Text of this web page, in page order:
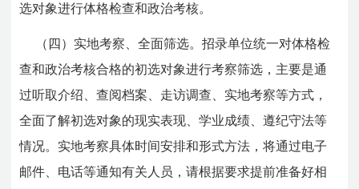
选对象进行体格检查和政治考核。
（四）实地考察、全面筛选。招录单位统一对体格检
查和政治考核合格的初选对象进行考察筛选，主要是通
过听取介绍、查阅档案、走访调查、实地考察等方式，
全面了解初选对象的现实表现、学业成绩、遵纪守法等
情况。实地考察具体时间安排和形式方法，将通过电子
邮件、电话等通知有关人员，请根据要求提前准备好相